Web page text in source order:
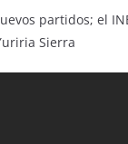
partidos; el
Sierra